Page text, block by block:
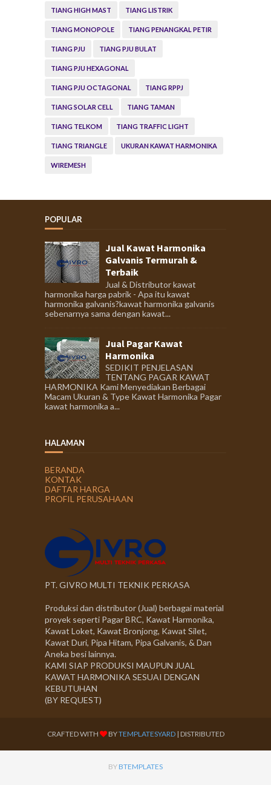
TIANG HIGH MAST TIANG LISTRIK
TIANG MONOPOLE TIANG PENANGKAL PETIR
TIANG PJU TIANG PJU BULAT
TIANG PJU HEXAGONAL
TIANG PJU OCTAGONAL TIANG RPPJ
TIANG SOLAR CELL TIANG TAMAN
TIANG TELKOM TIANG TRAFFIC LIGHT
TIANG TRIANGLE UKURAN KAWAT HARMONIKA
WIREMESH
POPULAR
Jual Kawat Harmonika
Galvanis Termurah &
Terbaik
Jual & Distributor kawat
harmonika harga pabrik - Apa itu kawat
harmonika galvanis?kawat harmonika galvanis
sebenarnya sama dengan kawat...
Jual Pagar Kawat
Harmonika
SEDIKIT PENJELASAN
TENTANG PAGAR KAWAT
HARMONIKA Kami Menyediakan Berbagai
Macam Ukuran & Type Kawat Harmonika Pagar
kawat harmonika a...
HALAMAN
BERANDA
KONTAK
DAFTAR HARGA
PROFIL PERUSAHAAN
PT. GIVRO MULTI TEKNIK PERKASA
Produksi dan distributor (Jual) berbagai material
proyek seperti Pagar BRC, Kawat Harmonika,
Kawat Loket, Kawat Bronjong, Kawat Silet,
Kawat Duri, Pipa Hitam, Pipa Galvanis, & Dan
Aneka besi lainnya.
KAMI SIAP PRODUKSI MAUPUN JUAL
KAWAT HARMONIKA SESUAI DENGAN
KEBUTUHAN
(BY REQUEST)
CRAFTED WITH BYTEMPLATESYARD| DISTRIBUTED
BY BTEMPLATES